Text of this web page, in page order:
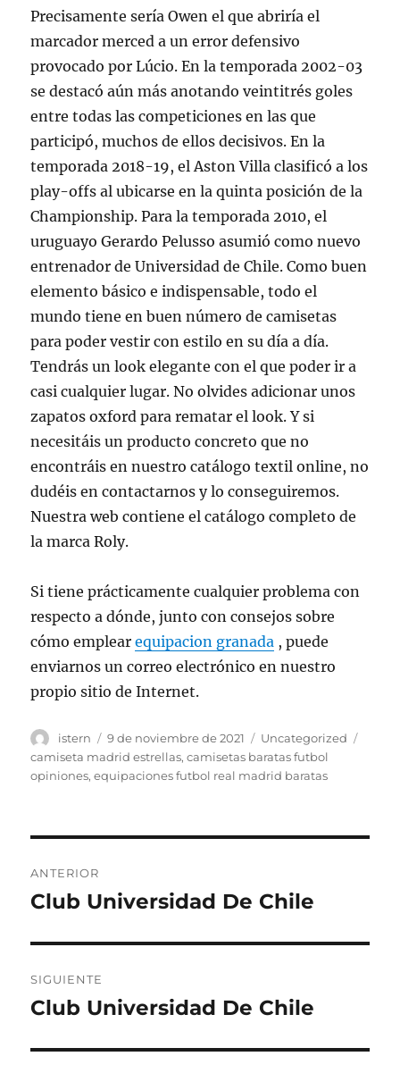
Precisamente sería Owen el que abriría el
marcador merced a un error defensivo
provocado por Lúcio. En la temporada 2002-03
se destacó aún más anotando veintitrés goles
entre todas las competiciones en las que
participó, muchos de ellos decisivos. En la
temporada 2018-19, el Aston Villa clasificó a los
play-offs al ubicarse en la quinta posición de la
Championship. Para la temporada 2010, el
uruguayo Gerardo Pelusso asumió como nuevo
entrenador de Universidad de Chile. Como buen
elemento básico e indispensable, todo el
mundo tiene en buen número de camisetas
para poder vestir con estilo en su día a día.
Tendrás un look elegante con el que poder ir a
casi cualquier lugar. No olvides adicionar unos
zapatos oxford para rematar el look. Y si
necesitáis un producto concreto que no
encontráis en nuestro catálogo textil online, no
dudéis en contactarnos y lo conseguiremos.
Nuestra web contiene el catálogo completo de
la marca Roly.
Si tiene prácticamente cualquier problema con
respecto a dónde, junto con consejos sobre
cómo emplearequipacion granada , puede
enviarnos un correo electrónico en nuestro
propio sitio de Internet.
Autor
istern
Publicado
el
9 de noviembre de 2021 Categorías
Uncategorized
camiseta madrid estrellas,camisetas baratas futbol
opiniones,equipaciones futbol real madrid baratas
de
ANTERIOR
Entrada
Club Universidad De Chile
SIGUIENTE
Entrada
Club Universidad De Chile